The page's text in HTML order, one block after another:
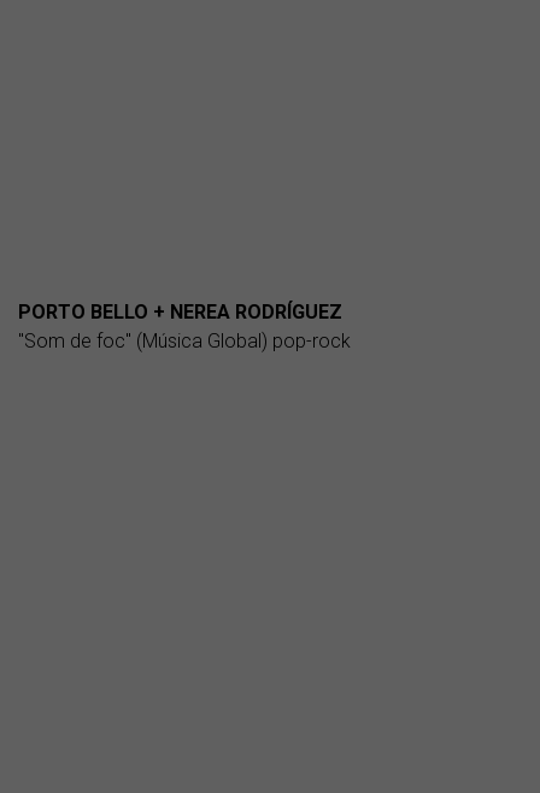
PORTO BELLO + NEREA RODRÍGUEZ
"Som de foc" (Música Global) pop-rock